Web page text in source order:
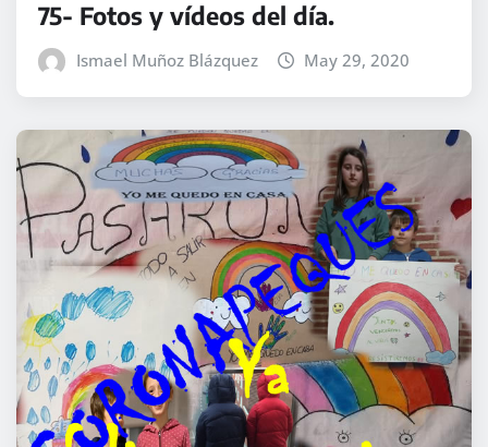
75- Fotos y vídeos del día.
Ismael Muñoz Blázquez May 29, 2020